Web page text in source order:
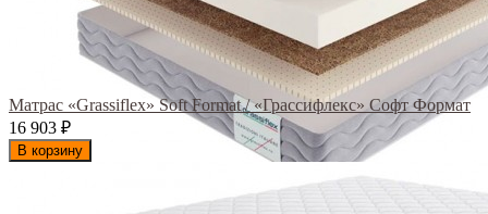
Матрас «Grassiflex» Soft Format / «Грассифлекс» Софт Формат
16 903 ₽
В корзину